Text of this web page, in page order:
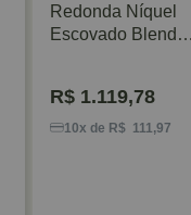
Redonda Níquel
Escovado Blend
R$1.119,78
10x de R$ 111,97